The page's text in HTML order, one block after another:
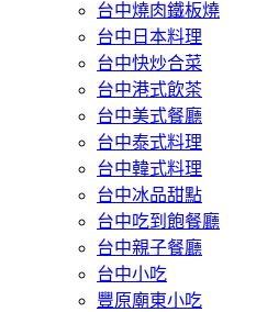
台中燒肉鐵板燒
台中日本料理
台中快炒合菜
台中港式飲茶
台中美式餐廳
台中泰式料理
台中韓式料理
台中冰品甜點
台中吃到飽餐廳
台中親子餐廳
台中小吃
豐原廟東小吃